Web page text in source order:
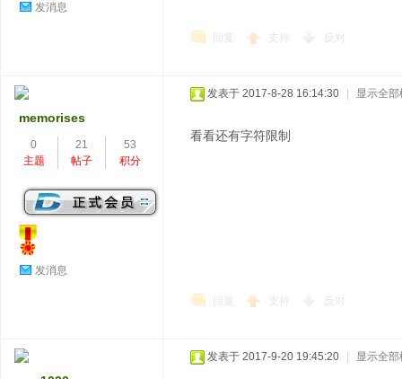
发消息
回复 支持 反对
memorises
0
主题
21
帖子
53
积分
发消息
发表于 2017-8-28 16:14:30 显示全部
看看还有字符限制
回复 支持 反对
发表于 2017-9-20 19:45:20 显示全部